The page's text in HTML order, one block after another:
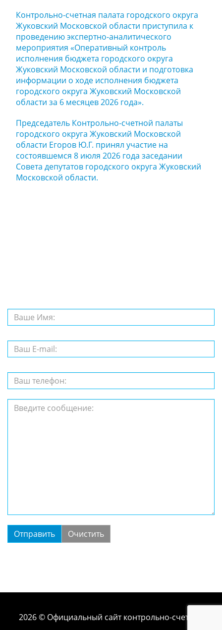
Контрольно-счетная палата городского округа
Жуковский Московской области приступила к
проведению экспертно-аналитического
мероприятия «Оперативный контроль
исполнения бюджета городского округа
Жуковский Московской области и подготовка
информации о ходе исполнения бюджета
городского округа Жуковский Московской
области за 6 месяцев 2026 года».
Председатель Контрольно-счетной палаты
городского округа Жуковский Московской
области Егоров Ю.Г. принял участие на
состоявшемся 8 июля 2026 года заседании
Совета депутатов городского округа Жуковский
Московской области.
2026 © Официальный сайт контрольно-счетной